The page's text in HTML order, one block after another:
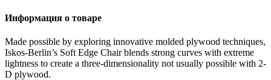
Информация о товаре
Made possible by exploring innovative molded plywood techniques,
Iskos-Berlin’s Soft Edge Chair blends strong curves with extreme
lightness to create a three-dimensionality not usually possible with 2-
D plywood.